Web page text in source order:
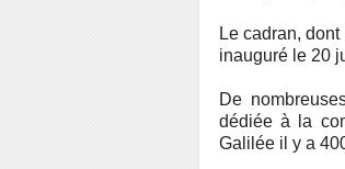
Le cadran,
inauguré le 20
De
dédiée à la
Galilée il y a